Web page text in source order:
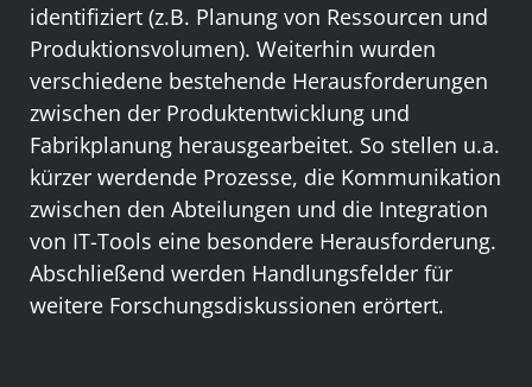
identifiziert (z.B. Planung von Ressourcen und
Produktionsvolumen). Weiterhin wurden
verschiedene bestehende Herausforderungen
zwischen der Produktentwicklung und
Fabrikplanung herausgearbeitet. So stellen u.a.
kürzer werdende Prozesse, die Kommunikation
zwischen den Abteilungen und die Integration
von IT-Tools eine besondere Herausforderung.
Abschließend werden Handlungsfelder für
weitere Forschungsdiskussionen erörtert.